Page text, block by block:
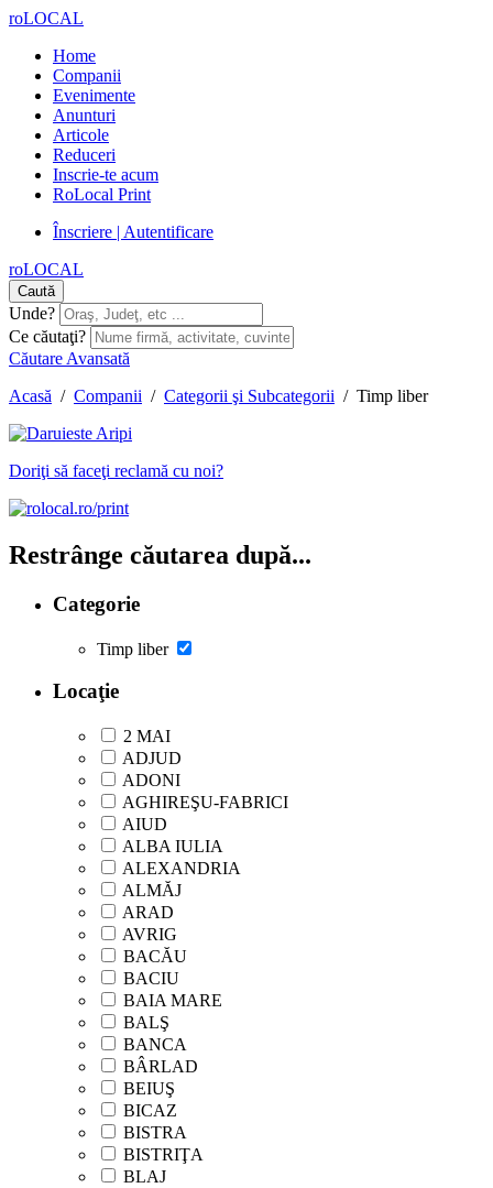
roLOCAL
Home
Companii
Evenimente
Anunturi
Articole
Reduceri
Inscrie-te acum
RoLocal Print
Înscriere | Autentificare
roLOCAL
Caută
Unde?
Ce căutaţi?
Căutare Avansată
Acasă / Companii / Categorii şi Subcategorii / Timp liber
Doriţi să faceţi reclamă cu noi?
Restrânge căutarea după...
Categorie
Timp liber
Locaţie
2 MAI
ADJUD
ADONI
AGHIREŞU-FABRICI
AIUD
ALBA IULIA
ALEXANDRIA
ALMĂJ
ARAD
AVRIG
BACĂU
BACIU
BAIA MARE
BALŞ
BANCA
BÂRLAD
BEIUŞ
BICAZ
BISTRA
BISTRIŢA
BLAJ